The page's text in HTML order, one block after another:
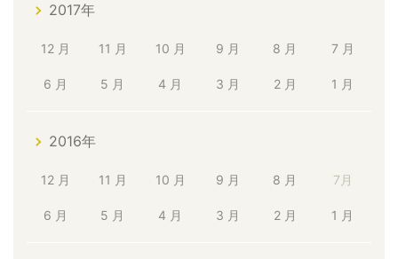
2017年
12 月 11 月 10 月 9 月 8 月 7 月
6 月 5 月 4 月 3 月 2 月 1 月
2016年
12 月 11 月 10 月 9 月 8 月 7月
6 月 5 月 4 月 3 月 2 月 1 月